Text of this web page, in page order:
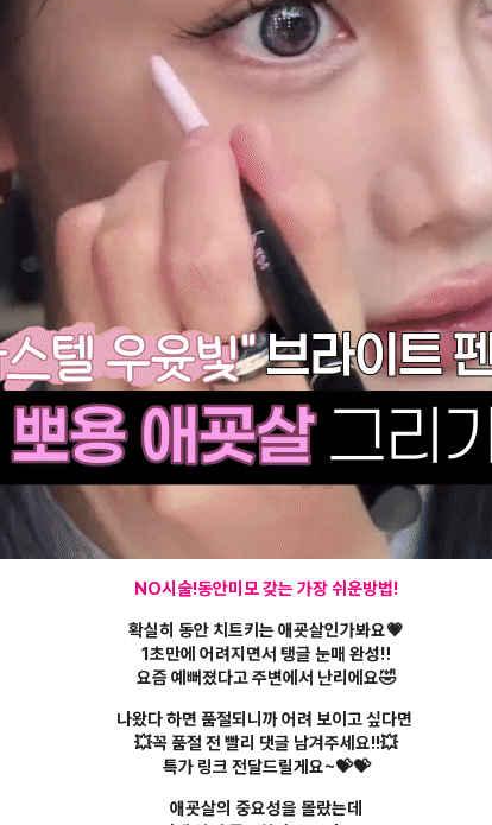
NO시술!동안미모 갖는 가장 쉬운방법!
확실히 동안 치트키는 애굣살인가봐요💗
1초만에 어려지면서 탱글 눈매 완성‼
요즘 예뻐졌다고 주변에서 난리에요🤣
나왔다 하면 품절되니까 어려 보이고 싶다면
💥꼭 품절 전 빨리 댓글 남겨주세요!!💥
특가 링크 전달드릴게요~💝💝
애굣살의 중요성을 몰랐는데